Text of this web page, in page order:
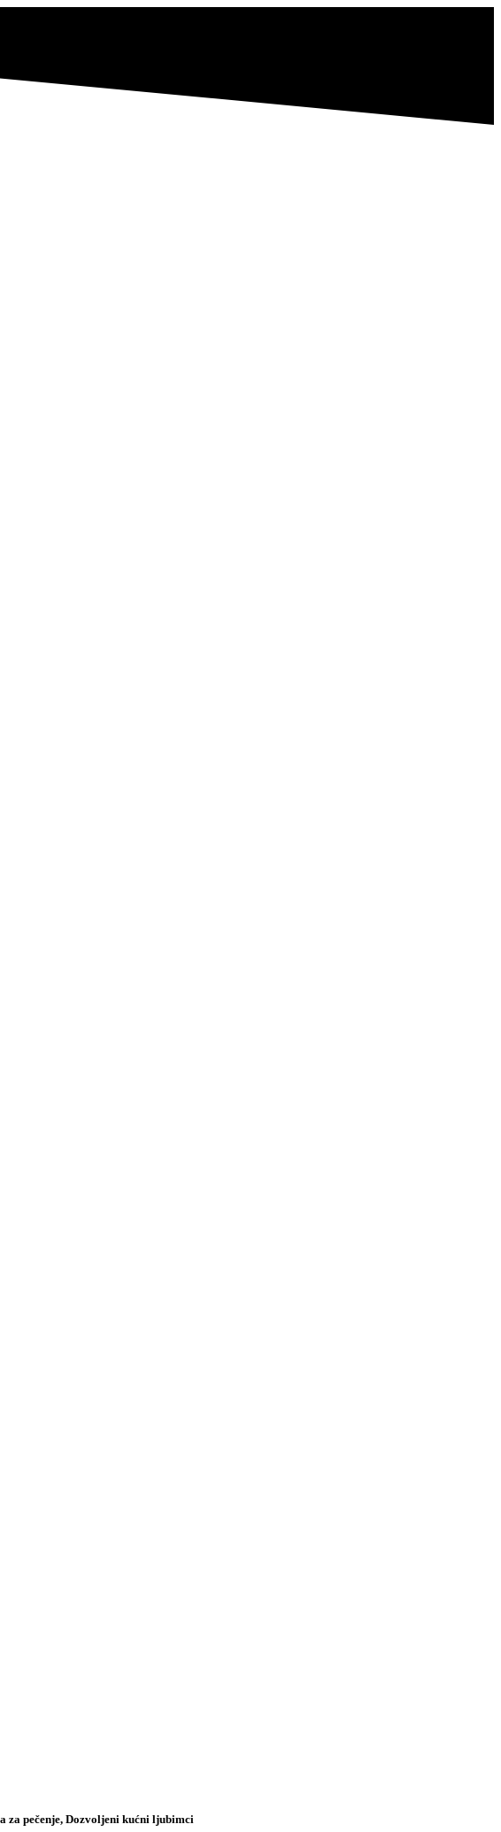
za pečenje, Dozvoljeni kućni ljubimci